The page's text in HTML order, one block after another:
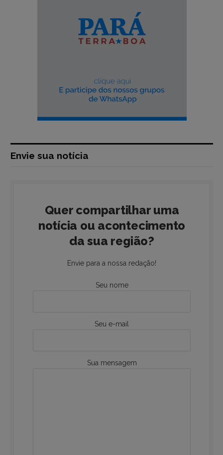
Envie sua notícia
Quer compartilhar uma
notícia ou acontecimento
da sua região?
Envie para a nossa redação!
Seu nome
Seu e-mail
Sua mensagem